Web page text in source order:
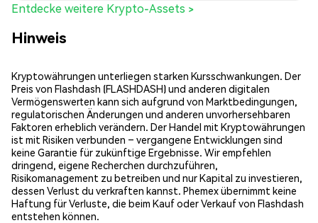
Entdecke weitere Krypto-Assets >
Hinweis
Kryptowährungen unterliegen starken Kursschwankungen. Der
Preis von Flashdash (FLASHDASH) und anderen digitalen
Vermögenswerten kann sich aufgrund von Marktbedingungen,
regulatorischen Änderungen und anderen unvorhersehbaren
Faktoren erheblich verändern. Der Handel mit Kryptowährungen
ist mit Risiken verbunden – vergangene Entwicklungen sind
keine Garantie für zukünftige Ergebnisse. Wir empfehlen
dringend, eigene Recherchen durchzuführen,
Risikomanagement zu betreiben und nur Kapital zu investieren,
dessen Verlust du verkraften kannst. Phemex übernimmt keine
Haftung für Verluste, die beim Kauf oder Verkauf von Flashdash
entstehen können.